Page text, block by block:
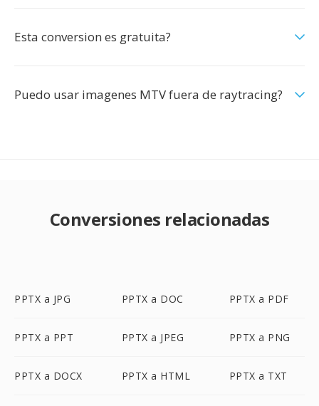
Esta conversion es gratuita?
Puedo usar imagenes MTV fuera de raytracing?
Conversiones relacionadas
PPTX a JPG PPTX a DOC PPTX a PDF
PPTX a PPT PPTX a JPEG PPTX a PNG
PPTX a DOCX PPTX a HTML PPTX a TXT